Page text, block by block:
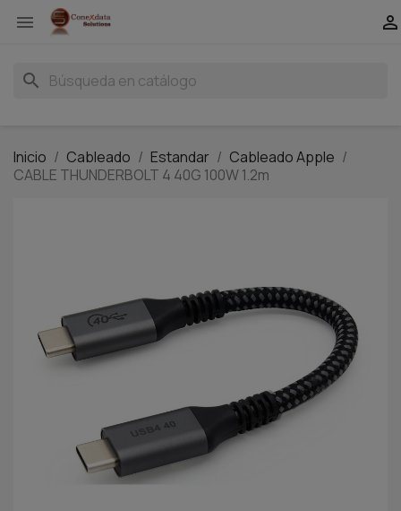
 
search
Inicio Cableado Estandar
Cableado Apple
CABLE THUNDERBOLT 4 40G 100W 1.2m